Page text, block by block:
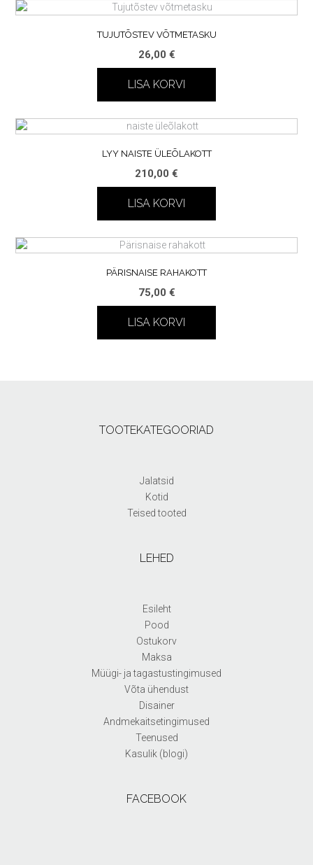
TUJUTÕSTEV VÕTMETASKU
26,00 €
LISA KORVI
LYY NAISTE ÜLEÕLAKOTT
210,00 €
LISA KORVI
PÄRISNAISE RAHAKOTT
75,00 €
LISA KORVI
TOOTEKATEGOORIAD
Jalatsid
Kotid
Teised tooted
LEHED
Esileht
Pood
Ostukorv
Maksa
Müügi- ja tagastustingimused
Võta ühendust
Disainer
Andmekaitsetingimused
Teenused
Kasulik (blogi)
FACEBOOK